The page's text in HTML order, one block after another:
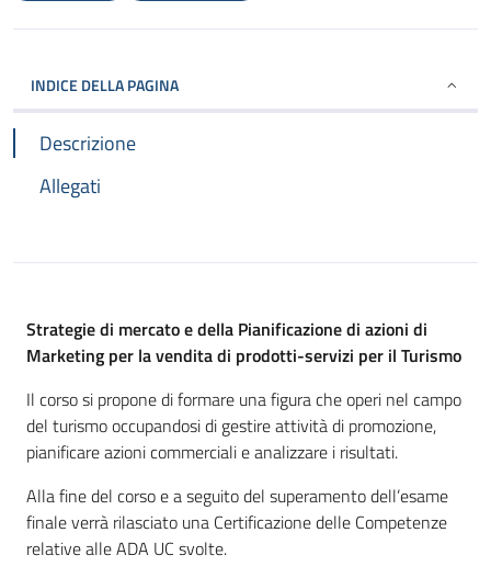
INDICE DELLA PAGINA
Descrizione
Allegati
Strategie di mercato e della Pianificazione di azioni di
Marketing per la vendita di prodotti-servizi per il Turismo
Il corso si propone di formare una figura che operi nel campo
del turismo occupandosi di gestire attività di promozione,
pianificare azioni commerciali e analizzare i risultati.
Alla fine del corso e a seguito del superamento dell’esame
finale verrà rilasciato una Certificazione delle Competenze
relative alle ADA UC svolte.